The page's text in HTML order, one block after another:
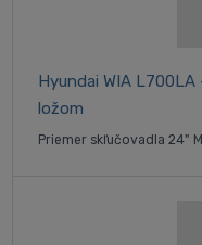
Hyundai WIA
ložom
Priemer skľučovadla 24"